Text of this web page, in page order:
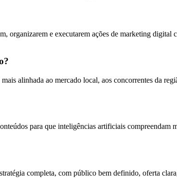
organizarem e executarem ações de marketing
alinhada ao mercado local, aos concorrentes da
para que inteligências artificiais compreendam
completa, com público bem definido, oferta